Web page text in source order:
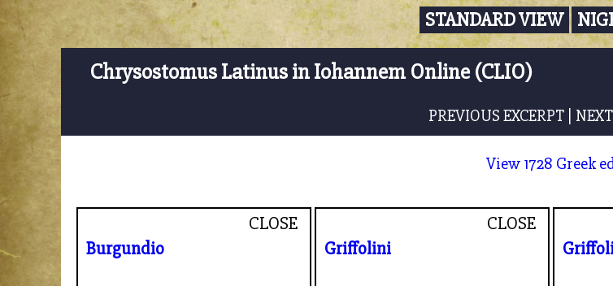
STANDARD VIEW
Chrysostomus Latinus in Iohannem Online (CLIO)
PREVIOUS EXCERPT
View 1728 Greek
CLOSE
Burgundio
CLOSE
Griffolini